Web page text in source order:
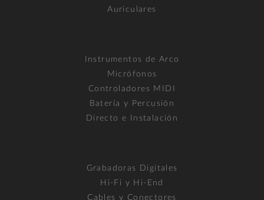
Auriculares
Instrumentos de Arco
Micrófonos
Controladores MIDI
Batería y Percusión
Directo e Instalación
Grabadoras Digitales
Hi-Fi y Hi-End
Cables y Conectores